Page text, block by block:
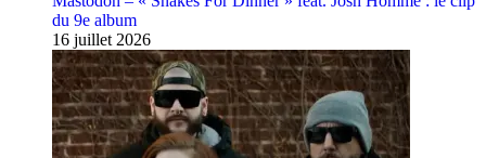
du 9e album
16 juillet 2026